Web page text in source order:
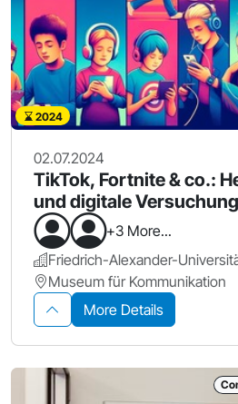
2024
02.07.2024
TikTok, Fortnite & co.:
und digitale
+3 More...
Museum für Kommunikation
More Details